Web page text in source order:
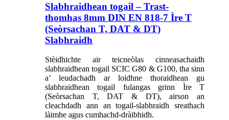
Slabhraidhean togail – Trast-
thomhas 8mm DIN EN 818-7 Ìre T
(Seòrsachan T, DAT & DT)
Slabhraidh
Stèidhichte air teicneòlas cinneasachaidh
slabhraidhean togail SCIC G80 & G100, tha sinn
a’ leudachadh ar loidhne thoraidhean gu
slabhraidhean togail fulangas grinn Ìre T
(Seòrsachan T, DAT & DT), airson an
cleachdadh ann an togail-slabhraidh sreathach
làimhe agus cumhachd-dràibhidh.